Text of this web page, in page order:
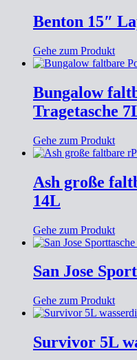
Benton 15″
Gehe zum Produkt
Bungalow
Tragetasche
Gehe zum Produkt
Ash große
14L
Gehe zum Produkt
San Jose
Gehe zum Produkt
Survivor 5L